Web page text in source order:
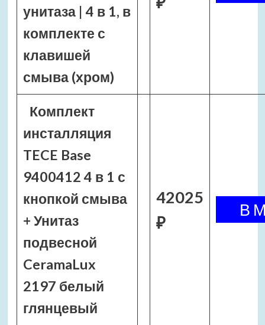
унитаза | 4 в 1, в
комплекте с
клавишей
смыва (хром)
Комплект
инсталляция
TECE Base
9400412 4 в 1 с
кнопкой смыва
+ Унитаз
подвесной
CeramaLux
2197 белый
глянцевый
42025
₽